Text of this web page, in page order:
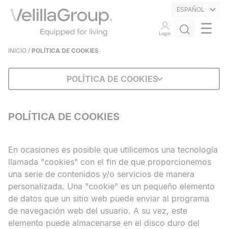
ESPAÑOL
Login ☰
INICIO / POLÍTICA DE COOKIES
POLÍTICA DE COOKIES
POLÍTICA DE COOKIES
En ocasiones es posible que utilicemos una tecnología
llamada "cookies" con el fin de que proporcionemos
una serie de contenidos y/o servicios de manera
personalizada. Una "cookie" es un pequeño elemento
de datos que un sitio web puede enviar al programa
de navegación web del usuario. A su vez, este
elemento puede almacenarse en el disco duro del